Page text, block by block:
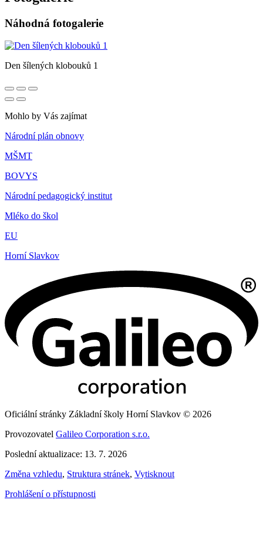
Náhodná fotogalerie
Den šílených klobouků 1
Mohlo by Vás zajímat
Národní plán obnovy
MŠMT
BOVYS
Národní pedagogický institut
Mléko do škol
EU
Horní Slavkov
Oficiální stránky Základní školy Horní Slavkov © 2026
Provozovatel Galileo Corporation s.r.o.
Poslední aktualizace: 13. 7. 2026
Změna vzhledu, Struktura stránek, Vytisknout
Prohlášení o přístupnosti